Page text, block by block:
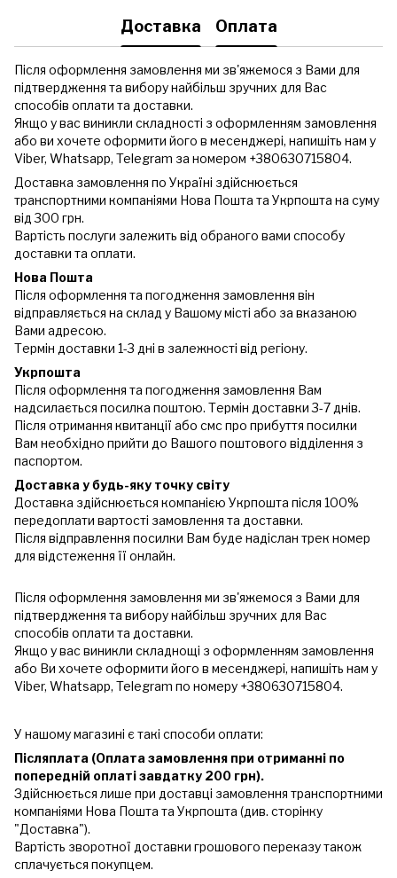
Доставка Оплата
Після оформлення замовлення ми зв'яжемося з Вами для
підтвердження та вибору найбільш зручних для Вас
способів оплати та доставки.
Якщо у вас виникли складності з оформленням замовлення
або ви хочете оформити його в месенджері, напишіть нам у
Viber, Whatsapp, Telegram за номером +380630715804.
Доставка замовлення по Україні здійснюється
транспортними компаніями Нова Пошта та Укрпошта на суму
від 300 грн.
Вартість послуги залежить від обраного вами способу
доставки та оплати.
Нова Пошта
Після оформлення та погодження замовлення він
відправляється на склад у Вашому місті або за вказаною
Вами адресою.
Термін доставки 1-3 дні в залежності від регіону.
Укрпошта
Після оформлення та погодження замовлення Вам
надсилається посилка поштою. Термін доставки 3-7 днів.
Після отримання квитанції або смс про прибуття посилки
Вам необхідно прийти до Вашого поштового відділення з
паспортом.
Доставка у будь-яку точку світу
Доставка здійснюється компанією Укрпошта після 100%
передоплати вартості замовлення та доставки.
Після відправлення посилки Вам буде надіслан трек номер
для відстеження її онлайн.
Після оформлення замовлення ми зв'яжемося з Вами для
підтвердження та вибору найбільш зручних для Вас
способів оплати та доставки.
Якщо у вас виникли складнощі з оформленням замовлення
або Ви хочете оформити його в месенджері, напишіть нам у
Viber, Whatsapp, Telegram по номеру +380630715804.
У нашому магазині є такі способи оплати:
Післяплата (Оплата замовлення при отриманні по
попередній оплаті завдатку 200 грн).
Здійснюється лише при доставці замовлення транспортними
компаніями Нова Пошта та Укрпошта (див. сторінку
"Доставка").
Вартість зворотної доставки грошового переказу також
сплачується покупцем.